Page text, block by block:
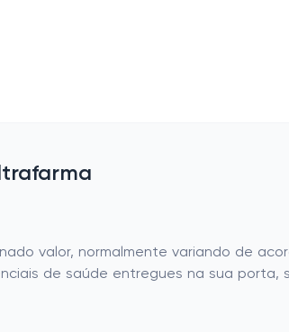
valor, normalmente variando de
de saúde entregues na sua porta,